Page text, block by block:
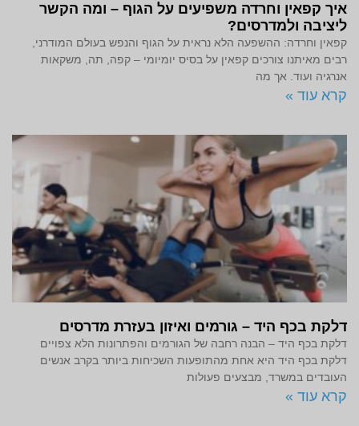
איך קפאין וחרדה משפיעים על הגוף – ומה הקשר
ליציבה ולמדרסים?
קפאין וחרדה: ההשפעה הלא נראית על הגוף והנפש בעולם המודרני,
רבים מאיתנו צורכים קפאין על בסיס יומיומי – קפה, תה, משקאות
אנרגיה ועוד. אך מה
קרא עוד »
דלקת בכף היד – גורמים ואיזון בעזרת מדרסים
דלקת בכף היד – הבנה רחבה של הגורמים והפתרונות הלא צפויים
דלקת בכף היד היא אחת מהתופעות השכיחות ביותר בקרב אנשים
העובדים במשרד, מבצעים פעולות
קרא עוד »